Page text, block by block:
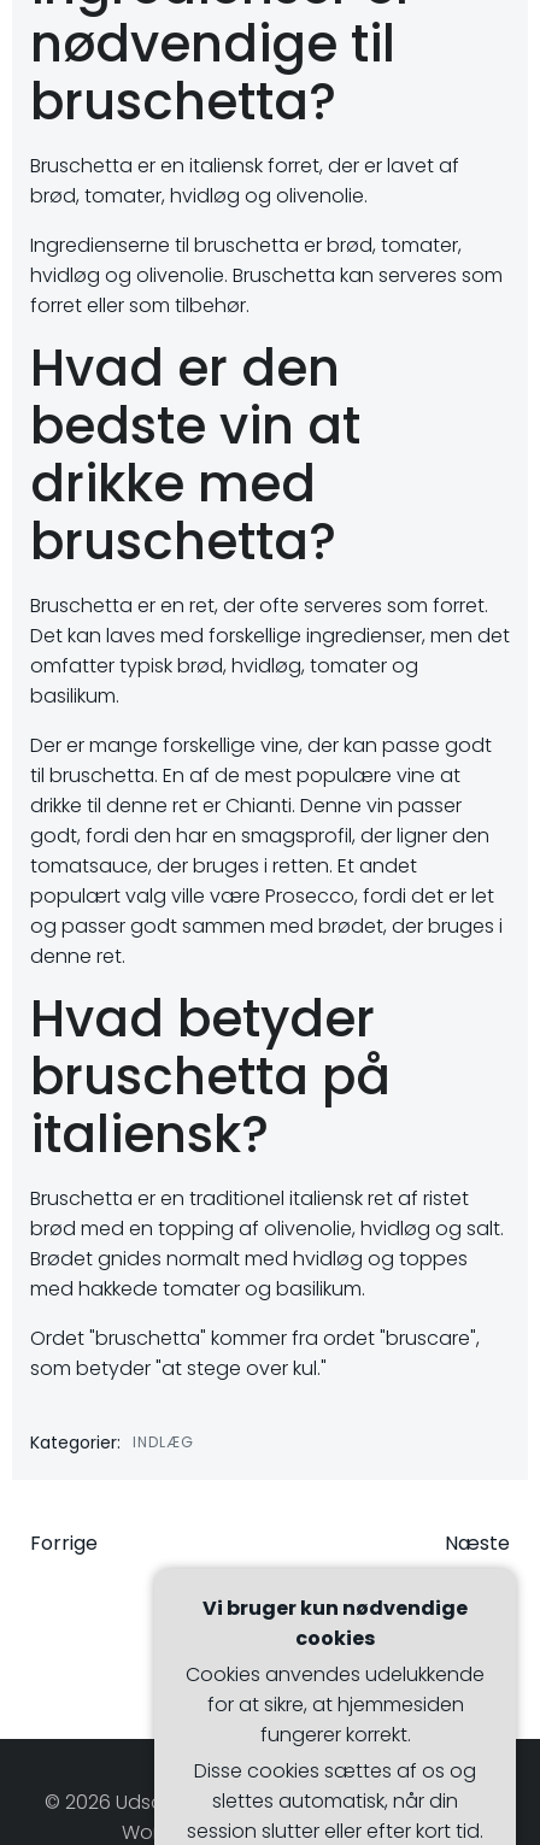
nødvendige til
bruschetta?
Bruschetta er en italiensk forret, der er lavet af
brød, tomater, hvidløg og olivenolie.
Ingredienserne til bruschetta er brød, tomater,
hvidløg og olivenolie. Bruschetta kan serveres som
forret eller som tilbehør.
Hvad er den
bedste vin at
drikke med
bruschetta?
Bruschetta er en ret, der ofte serveres som forret.
Det kan laves med forskellige ingredienser, men det
omfatter typisk brød, hvidløg, tomater og
basilikum.
Der er mange forskellige vine, der kan passe godt
til bruschetta. En af de mest populære vine at
drikke til denne ret er Chianti. Denne vin passer
godt, fordi den har en smagsprofil, der ligner den
tomatsauce, der bruges i retten. Et andet
populært valg ville være Prosecco, fordi det er let
og passer godt sammen med brødet, der bruges i
denne ret.
Hvad betyder
bruschetta på
italiensk?
Bruschetta er en traditionel italiensk ret af ristet
brød med en topping af olivenolie, hvidløg og salt.
Brødet gnides normalt med hvidløg og toppes
med hakkede tomater og basilikum.
Ordet "bruschetta" kommer fra ordet "bruscare",
som betyder "at stege over kul."
Kategorier: INDLÆG
Indlægsnavigation
Forrige Næste
© 2026 Udsalgsmagasinet. Bygget ved at bruge
WordPress og Hugo WP Theme .
Vi bruger kun nødvendige
cookies
Cookies anvendes udelukkende
for at sikre, at hjemmesiden
fungerer korrekt.
Disse cookies sættes af os og
slettes automatisk, når din
session slutter eller efter kort tid.